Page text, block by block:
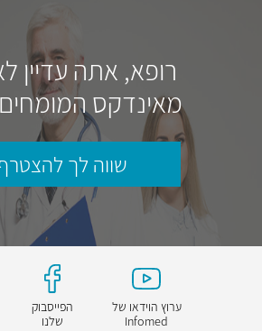
רופא, אתה עדיין
מאינדקס
שווה לך
ערוץ הוידאו של
Infomed
הפייסבוק
שלנו